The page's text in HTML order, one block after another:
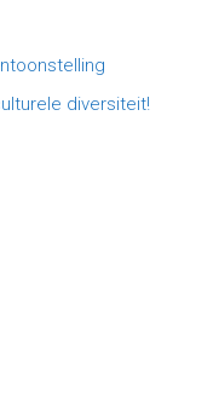
diversiteit!